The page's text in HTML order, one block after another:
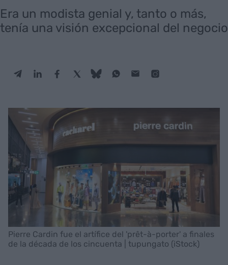
Era un modista genial y, tanto o más,
tenía una visión excepcional del negocio
Pierre Cardin fue el artífice del 'prêt-à-porter' a finales
de la década de los cincuenta | tupungato (iStock)